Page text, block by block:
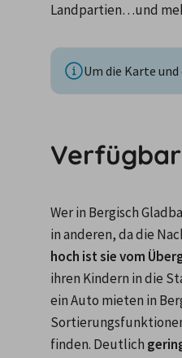
Landpartien…und
Um die Karte
Wer in Bergisch
hoch ist sie vom
ihren Kindern in die
ein Auto mieten in
finden. Deutlich